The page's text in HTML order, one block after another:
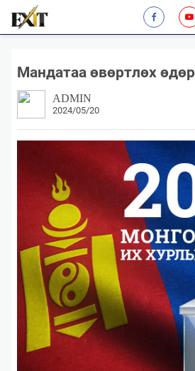
Мандатаа өвөртлөх өдөр
ADMIN
2024/05/20